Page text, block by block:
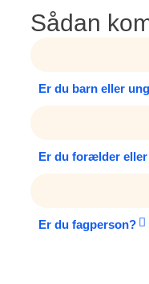
Sådan
Er du barn eller
Er du forælder
Er du fagperson?